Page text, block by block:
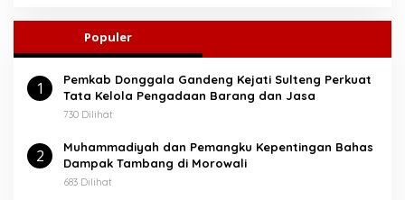
i
n
u
k
Populer
1
Pemkab Donggala Gandeng Kejati Sulteng Perkuat
Tata Kelola Pengadaan Barang dan Jasa
730 Dilihat
2
Muhammadiyah dan Pemangku Kepentingan Bahas
Dampak Tambang di Morowali
683 Dilihat